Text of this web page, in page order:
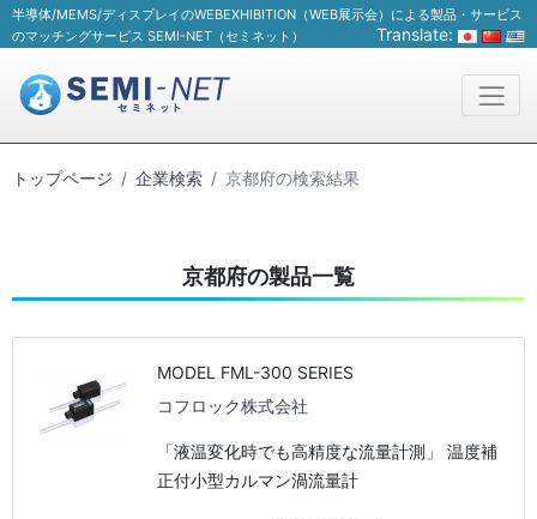
半導体/MEMS/ディスプレイのWEBEXHIBITION（WEB展示会）による製品・サービス
のマッチングサービス SEMI-NET（セミネット）
Translate:
トップページ 企業検索 京都府の検索結果
京都府の製品一覧
MODEL FML-300 SERIES
コフロック株式会社
「液温変化時でも高精度な流量計測」 温度補
正付小型カルマン渦流量計